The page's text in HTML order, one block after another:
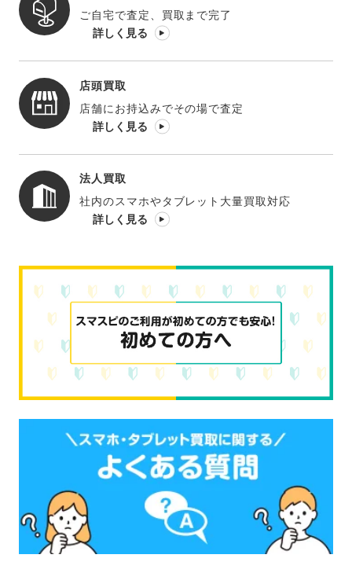
ご自宅で査定、買取まで完了
詳しく見る
店頭買取
店舗にお持込みでその場で査定
詳しく見る
法人買取
社内のスマホやタブレット大量買取対応
詳しく見る